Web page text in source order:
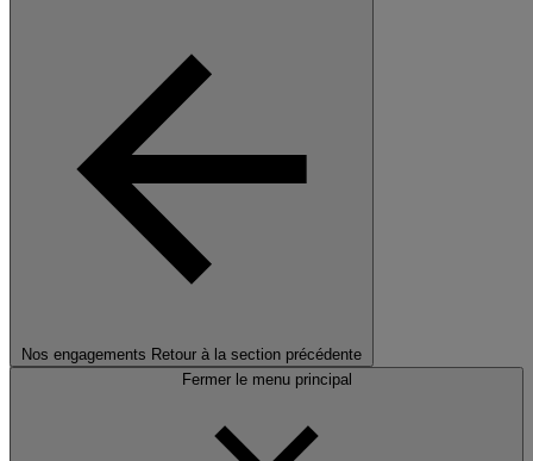
Nos engagements Retour à la section précédente
Fermer le menu principal